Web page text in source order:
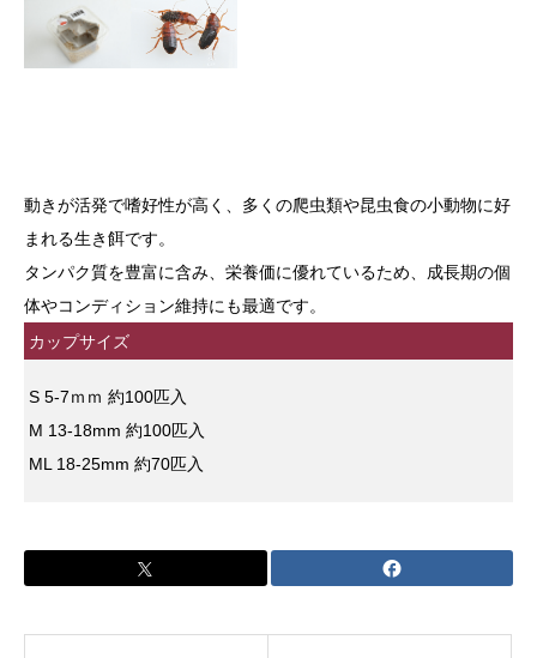
動きが活発で嗜好性が高く、多くの爬虫類や昆虫食の小動物に好
まれる生き餌です。
タンパク質を豊富に含み、栄養価に優れているため、成長期の個
体やコンディション維持にも最適です。
カップサイズ
S 5-7ｍｍ 約100匹入
M 13-18mm 約100匹入
ML 18-25mm 約70匹入